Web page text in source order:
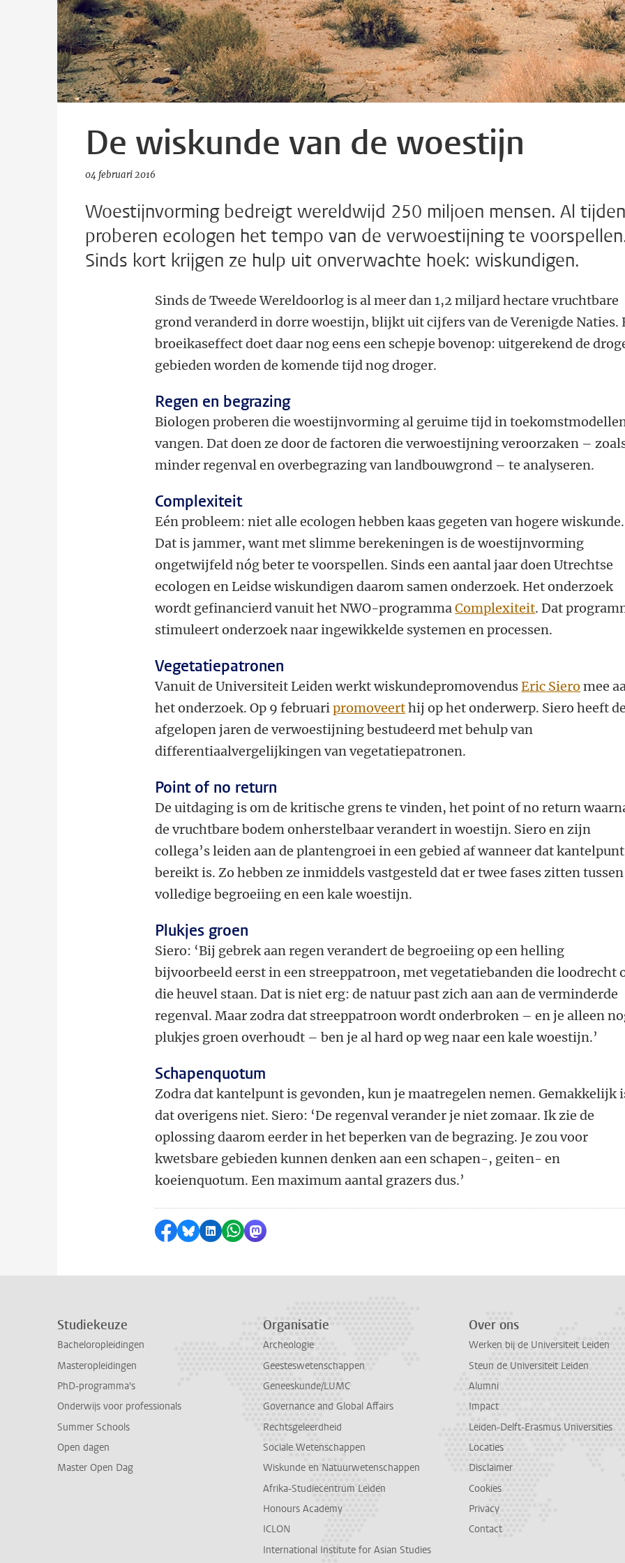
De wiskunde van de woestijn
04 februari 2016
Woestijnvorming bedreigt wereldwijd 250 miljoen mensen. Al tijden
proberen ecologen het tempo van de verwoestijning te
Sinds kort krijgen ze hulp uit onverwachte hoek: wiskundigen.
Sinds de Tweede Wereldoorlog is al meer dan 1,2 miljard hectare vruchtbare
grond veranderd in dorre woestijn, blijkt uit cijfers van de Verenigde Naties.
broeikaseffect doet daar nog eens een schepje bovenop: uitgerekend de
gebieden worden de komende tijd nog droger.
Regen en begrazing
Biologen proberen die woestijnvorming al geruime tijd in
vangen. Dat doen ze door de factoren die verwoestijning veroorzaken –
minder regenval en overbegrazing van landbouwgrond – te analyseren.
Complexiteit
Eén probleem: niet alle ecologen hebben kaas gegeten van hogere wiskunde.
Dat is jammer, want met slimme berekeningen is de woestijnvorming
ongetwijfeld nóg beter te voorspellen. Sinds een aantal jaar doen Utrechtse
ecologen en Leidse wiskundigen daarom samen onderzoek. Het onderzoek
wordt gefinancierd vanuit het NWO-programmaComplexiteit. Dat
stimuleert onderzoek naar ingewikkelde systemen en processen.
Vegetatiepatronen
Vanuit de Universiteit Leiden werkt wiskundepromovendusEric Siero mee
het onderzoek. Op 9 februaripromoveerthij op het onderwerp. Siero heeft de
afgelopen jaren de verwoestijning bestudeerd met behulp van
differentiaalvergelijkingen van vegetatiepatronen.
Point of no return
De uitdaging is om de kritische grens te vinden, het point of no return
de vruchtbare bodem onherstelbaar verandert in woestijn. Siero en zijn
collega’s leiden aan de plantengroei in een gebied af wanneer dat kantelpunt
bereikt is. Zo hebben ze inmiddels vastgesteld dat er twee fases zitten tussen
volledige begroeiing en een kale woestijn.
Plukjes groen
Siero: ‘Bij gebrek aan regen verandert de begroeiing op een helling
bijvoorbeeld eerst in een streeppatroon, met vegetatiebanden die loodrecht
die heuvel staan. Dat is niet erg: de natuur past zich aan aan de verminderde
regenval. Maar zodra dat streeppatroon wordt onderbroken – en je alleen
plukjes groen overhoudt – ben je al hard op weg naar een kale woestijn.’
Schapenquotum
Zodra dat kantelpunt is gevonden, kun je maatregelen nemen. Gemakkelijk
dat overigens niet. Siero: ‘De regenval verander je niet zomaar. Ik zie de
oplossing daarom eerder in het beperken van de begrazing. Je zou voor
kwetsbare gebieden kunnen denken aan een schapen-, geiten- en
koeienquotum. Een maximum aantal grazers dus.’
Delen op Facebook
Delen via Bluesky
Delen op LinkedIn
Delen via WhatsApp
Delen via Mastodon
Studiekeuze
Bacheloropleidingen
Masteropleidingen
PhD-programma's
Onderwijs voor professionals
Summer Schools
Open dagen
Master Open Dag
Organisatie
Archeologie
Geesteswetenschappen
Geneeskunde/LUMC
Governance and Global Affairs
Rechtsgeleerdheid
Sociale Wetenschappen
Wiskunde en Natuurwetenschappen
Afrika-Studiecentrum Leiden
Honours Academy
ICLON
International Institute for Asian Studies
Over ons
Werken bij de Universiteit Leiden
Steun de Universiteit Leiden
Alumni
Impact
Leiden-Delft-Erasmus Universities
Locaties
Disclaimer
Cookies
Privacy
Contact